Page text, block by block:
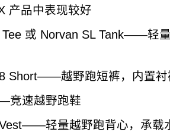
产品中表现较好
或 Norvan SL Tank——轻
Short——越野跑短裤，内置衬
竞速越野跑鞋
轻量越野跑背心，承载